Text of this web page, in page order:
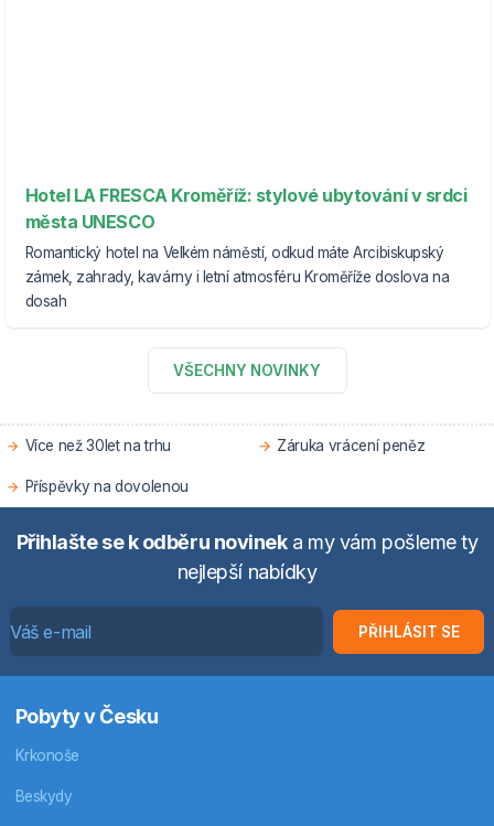
Hotel LA FRESCA Kroměříž: stylové ubytování v srdci
města UNESCO
Romantický hotel na Velkém náměstí, odkud máte Arcibiskupský
zámek, zahrady, kavárny i letní atmosféru Kroměříže doslova na
dosah
VŠECHNY NOVINKY
Více než 30let na trhu Záruka vrácení peněz
Příspěvky na dovolenou
Přihlašte se k odběru novineka my vám pošleme ty
nejlepší nabídky
PŘIHLÁSIT SE
Pobyty v Česku
Krkonoše
Beskydy